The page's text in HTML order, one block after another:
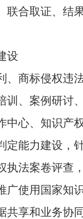
联合取证、结
设
商标侵权违法
训、案例研讨
中心、知识产
定能力建设，
执法案卷评查
广使用国家知
共享和业务协